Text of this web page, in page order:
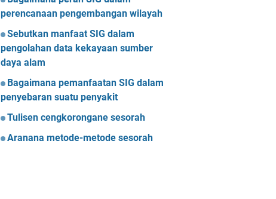
perencanaan pengembangan wilayah
Sebutkan manfaat SIG dalam
pengolahan data kekayaan sumber
daya alam
Bagaimana pemanfaatan SIG dalam
penyebaran suatu penyakit
Tulisen cengkorongane sesorah
Aranana metode-metode sesorah